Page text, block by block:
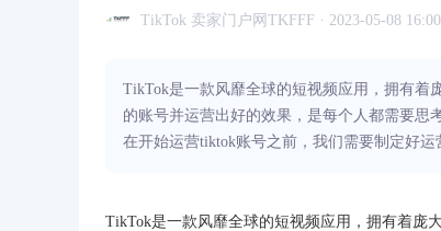
TikTok 卖家门户网TKFFF · 2023-05-08 16:00
TikTok是一款风靡全球的短视频应用，拥有着
的账号并运营出好的效果，是每个人都需要思
在开始运营tiktok账号之前，我们需要制定好
TikTok是一款风靡全球的短视频应用，拥有着庞